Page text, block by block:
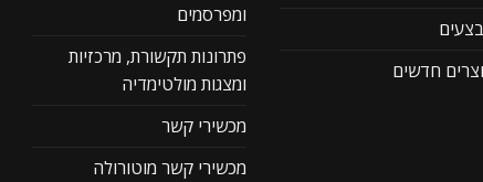
חדשים
ומפרסמים
פתרונות תקשורת, מרכזיות
ומצגות מולטימדיה
מכשירי קשר
מכשירי קשר מוטורולה